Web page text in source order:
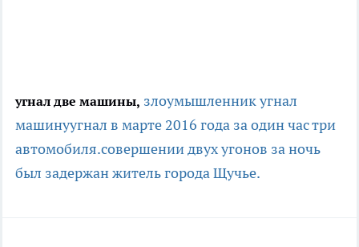
угнал две машины, злоумышленник угнал
машинуугнал в марте 2016 года за один час три
автомобиля.совершении двух угонов за ночь
был задержан житель города Щучье.